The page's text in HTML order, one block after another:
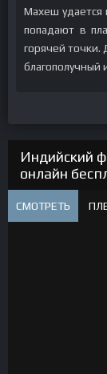
Махеш удается
попадают в
горячей
благополучный
Индийский
онлайн
СМОТРЕТЬ